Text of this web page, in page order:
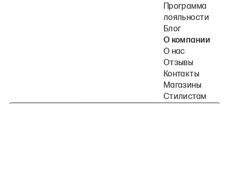
Программа
лояльности
Блог
О компании
О нас
Отзывы
Контакты
Магазины
Стилистам